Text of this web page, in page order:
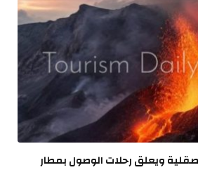
ويعلق رحلات الوصول بمطار